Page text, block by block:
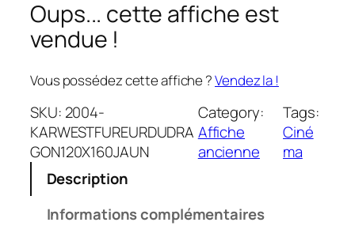
Oups... cette affiche est
vendue !
Vous possédez cette affiche ?Vendez la !
SKU: 2004-
KARWESTFUREURDUDRA
GON120X160JAUN
Category:
Affiche
ancienne
Tags:
Ciné
ma
Description
Informations complémentaires